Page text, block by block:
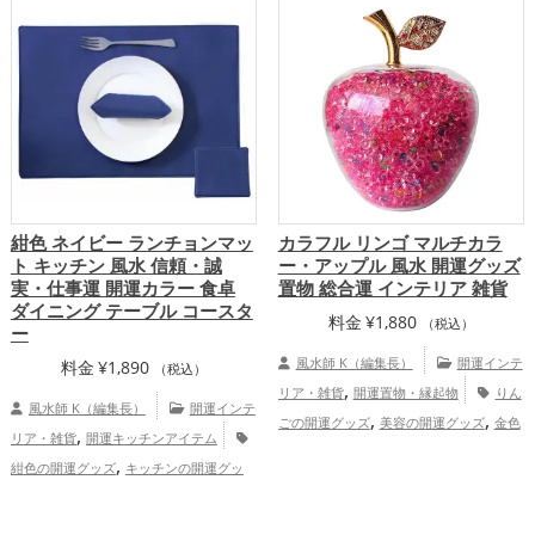
紺色 ネイビー ランチョンマッ
ト キッチン 風水 信頼・誠
実・仕事運 開運カラー 食卓
ダイニング テーブル コースタ
ー
料金 ¥1,890 （税込）
風水師 K（編集長）
開運インテ
リア・雑貨, 開運キッチンアイテム
紺色の開運グッズ, キッチンの開運グッ
カラフル リンゴ マルチカラ
ー・アップル 風水 開運グッズ
置物 総合運 インテリア 雑貨
料金 ¥1,880 （税込）
風水師 K（編集長）
開運インテ
リア・雑貨, 開運置物・縁起物
りん
ごの開運グッズ, 美容の開運グッズ, 金色